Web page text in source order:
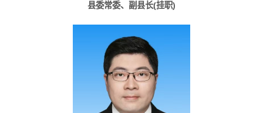
县委常委、副县长(挂职)